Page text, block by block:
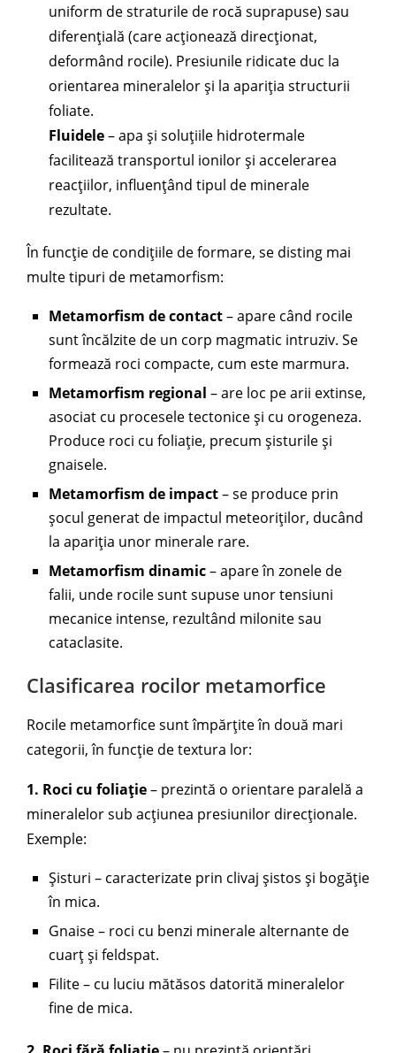
uniform de straturile de rocă suprapuse) sau
diferențială (care acționează direcționat,
deformând rocile). Presiunile ridicate duc la
orientarea mineralelor și la apariția structurii
foliate.
Fluidele– apa și soluțiile hidrotermale
facilitează transportul ionilor și accelerarea
reacțiilor, influențând tipul de minerale
rezultate.
În funcție de condițiile de formare, se disting mai
multe tipuri de metamorfism:
Metamorfism de contact– apare când rocile
sunt încălzite de un corp magmatic intruziv. Se
formează roci compacte, cum este marmura.
Metamorfism regional – are loc pe arii extinse,
asociat cu procesele tectonice și cu orogeneza.
Produce roci cu foliație, precum șisturile și
gnaisele.
Metamorfism de impact– se produce prin
șocul generat de impactul meteoriților, ducând
la apariția unor minerale rare.
Metamorfism dinamic– apare în zonele de
falii, unde rocile sunt supuse unor tensiuni
mecanice intense, rezultând milonite sau
cataclasite.
Clasificarea rocilor metamorfice
Rocile metamorfice sunt împărțite în două mari
categorii, în funcție de textura lor:
1. Roci cu foliație– prezintă o orientare paralelă a
mineralelor sub acțiunea presiunilor direcționale.
Exemple:
Șisturi – caracterizate prin clivaj șistos și bogăție
în mica.
Gnaise – roci cu benzi minerale alternante de
cuarț și feldspat.
Filite – cu luciu mătăsos datorită mineralelor
fine de mica.